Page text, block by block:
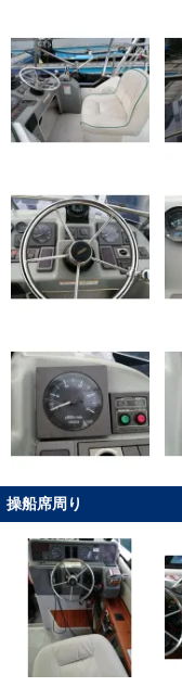
操船席周り